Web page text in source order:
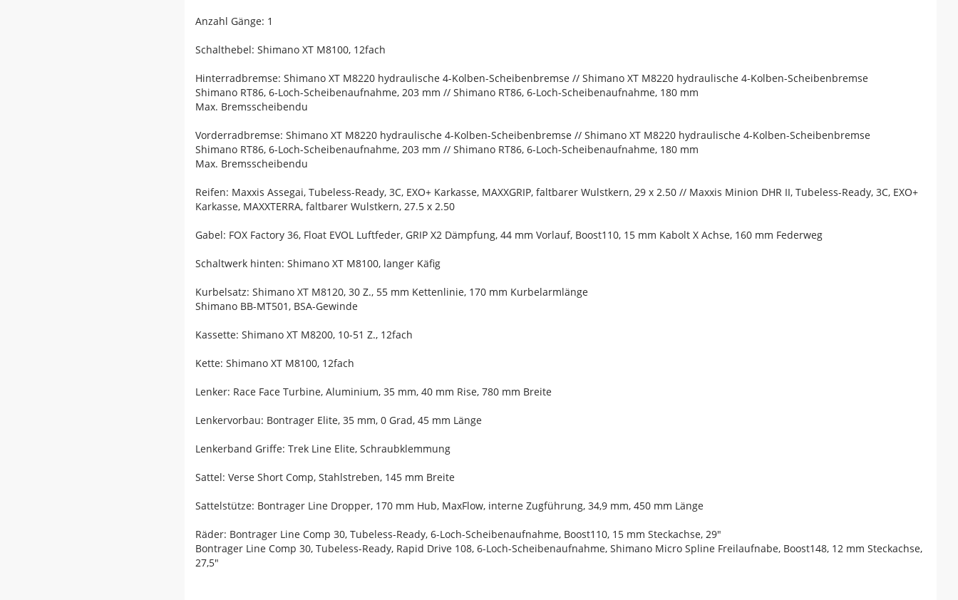
Anzahl Gänge: 1
Schalthebel: Shimano XT M8100, 12fach
Hinterradbremse: Shimano XT M8220 hydraulische 4-Kolben-Scheibenbremse // Shimano XT M8220 hydraulische 4-Kolben-Scheibenbremse
Shimano RT86, 6-Loch-Scheibenaufnahme, 203 mm // Shimano RT86, 6-Loch-Scheibenaufnahme, 180 mm
Max. Bremsscheibendu
Vorderradbremse: Shimano XT M8220 hydraulische 4-Kolben-Scheibenbremse // Shimano XT M8220 hydraulische 4-Kolben-Scheibenbremse
Shimano RT86, 6-Loch-Scheibenaufnahme, 203 mm // Shimano RT86, 6-Loch-Scheibenaufnahme, 180 mm
Max. Bremsscheibendu
Reifen: Maxxis Assegai, Tubeless-Ready, 3C, EXO+ Karkasse, MAXXGRIP, faltbarer Wulstkern, 29 x 2.50 // Maxxis Minion DHR II, Tubeless-Ready, 3C, EXO+
Karkasse, MAXXTERRA, faltbarer Wulstkern, 27.5 x 2.50
Gabel: FOX Factory 36, Float EVOL Luftfeder, GRIP X2 Dämpfung, 44 mm Vorlauf, Boost110, 15 mm Kabolt X Achse, 160 mm Federweg
Schaltwerk hinten: Shimano XT M8100, langer Käfig
Kurbelsatz: Shimano XT M8120, 30 Z., 55 mm Kettenlinie, 170 mm Kurbelarmlänge
Shimano BB-MT501, BSA-Gewinde
Kassette: Shimano XT M8200, 10-51 Z., 12fach
Kette: Shimano XT M8100, 12fach
Lenker: Race Face Turbine, Aluminium, 35 mm, 40 mm Rise, 780 mm Breite
Lenkervorbau: Bontrager Elite, 35 mm, 0 Grad, 45 mm Länge
Lenkerband Griffe: Trek Line Elite, Schraubklemmung
Sattel: Verse Short Comp, Stahlstreben, 145 mm Breite
Sattelstütze: Bontrager Line Dropper, 170 mm Hub, MaxFlow, interne Zugführung, 34,9 mm, 450 mm Länge
Räder: Bontrager Line Comp 30, Tubeless-Ready, 6-Loch-Scheibenaufnahme, Boost110, 15 mm Steckachse, 29"
Bontrager Line Comp 30, Tubeless-Ready, Rapid Drive 108, 6-Loch-Scheibenaufnahme, Shimano Micro Spline Freilaufnabe, Boost148, 12 mm Steckachse,
27,5"